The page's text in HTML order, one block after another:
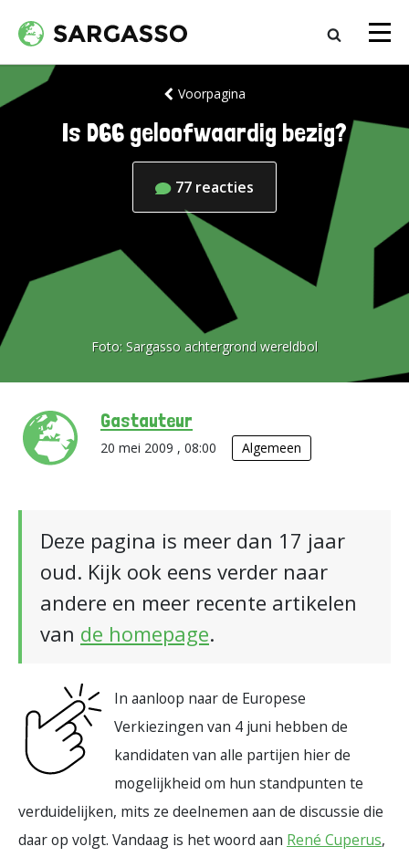
Voorpagina
Is D66 geloofwaardig bezig?
77 reacties
Foto: Sargasso achtergrond wereldbol
Gastauteur
20 mei 2009 , 08:00 Algemeen
Deze pagina is meer dan 17 jaar
oud. Kijk ook eens verder naar
andere en meer recente artikelen
van de homepage.
In aanloop naar de Europese
Verkiezingen van 4 juni hebben de
kandidaten van alle partijen hier de
mogelijkheid om hun standpunten te
verduidelijken, mits ze deelnemen aan de discussie die
daar op volgt. Vandaag is het woord aan René Cuperus,